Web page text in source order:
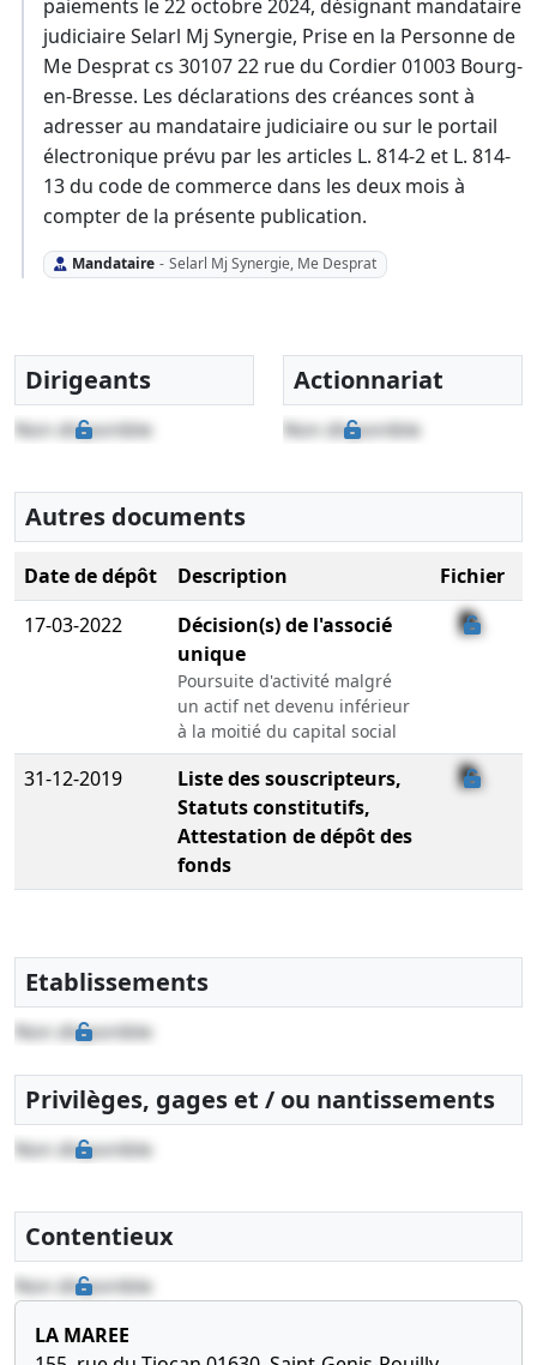
paiements le 22 octobre 2024, désignant mandataire
judiciaire Selarl Mj Synergie, Prise en la Personne de
Me Desprat cs 30107 22 rue du Cordier 01003 Bourg-
en-Bresse. Les déclarations des créances sont à
adresser au mandataire judiciaire ou sur le portail
électronique prévu par les articles L. 814-2 et L. 814-
13 du code de commerce dans les deux mois à
compter de la présente publication.
Mandataire - Selarl Mj Synergie, Me Desprat
Dirigeants
Non disponible
Actionnariat
Non disponible
Autres documents
Date de dépôt Description
Fichier
17-03-2022
Décision(s) de l'associé
unique
Poursuite d'activité malgré
un actif net devenu inférieur
à la moitié du capital social
31-12-2019
Liste des souscripteurs,
Statuts constitutifs,
Attestation de dépôt des
fonds
Etablissements
Non disponible
Privilèges, gages et / ou nantissements
Non disponible
Contentieux
Non disponible
LA MAREE